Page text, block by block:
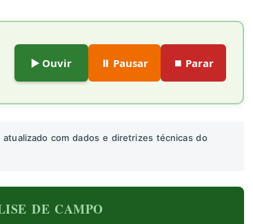
▶️ Ouvir ⏸️ Pausar ⏹️ Parar
com dados e diretrizes técnicas do
DE CAMPO